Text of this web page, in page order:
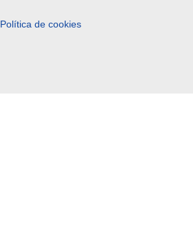
Política de cookies